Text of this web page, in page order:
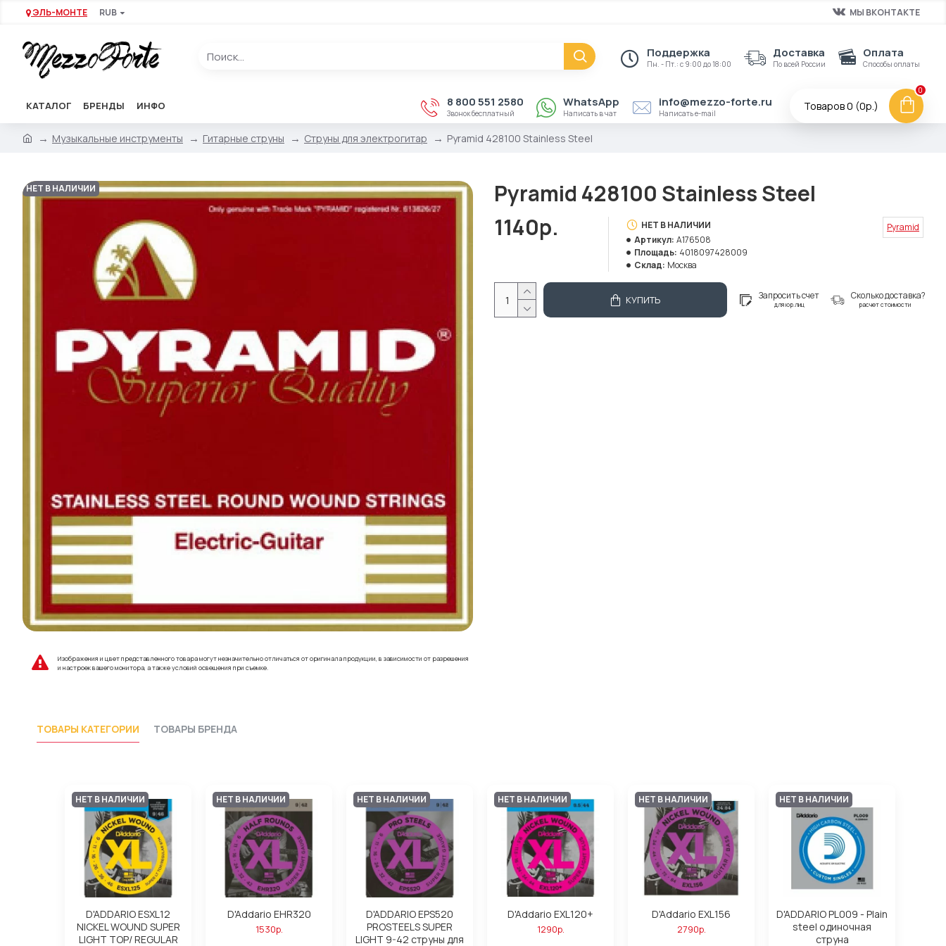
ЭЛЬ-МОНТЕ RUB МЫ ВКОНТАКТЕ
Поддержка
Пн. - Пт.: с 9:00 до 18:00
Доставка
По всей России
Оплата
Способы оплаты
КАТАЛОГ БРЕНДЫ ИНФО 8 800 551 2580
Звонок бесплатный
WhatsApp
Написать в чат
info@mezzo-forte.ru
Написать e-mail
Товаров 0 (0р.)
0
Музыкальные инструменты Гитарные струны Струны для электрогитар Pyramid 428100 Stainless Steel
НЕТ В НАЛИЧИИ
Изображения и цвет представленного товара могут незначительно отличаться от оригинала продукции, в зависимости от разрешения
и настроек вашего монитора, а также условий освещения при съемке.
Pyramid 428100 Stainless Steel
1140р.
НЕТ В НАЛИЧИИ
Артикул: A176508
Площадь: 4018097428009
Склад: Москва
Pyramid
КУПИТЬ Запросить счет
для юр.лиц
Сколько доставка?
расчет стоимости
ТОВАРЫ КАТЕГОРИИ ТОВАРЫ БРЕНДА
НЕТ В НАЛИЧИИ
D'ADDARIO ESXL12
NICKEL WOUND SUPER
LIGHT TOP/ REGULAR
НЕТ В НАЛИЧИИ
D'Addario EHR320
1530р.
НЕТ В НАЛИЧИИ
D'ADDARIO EPS520
PROSTEELS SUPER
LIGHT 9-42 струны для
НЕТ В НАЛИЧИИ
D'Addario EXL120+
1290р.
НЕТ В НАЛИЧИИ
D'Addario EXL156
2790р.
НЕТ В НАЛИЧИИ
D'ADDARIO PL009 - Plain
steel одиночная
струна